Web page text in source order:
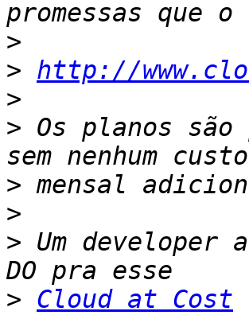
>
> http://
>
> Os planos são
>
>
> Um developer
> Cloud at Cost